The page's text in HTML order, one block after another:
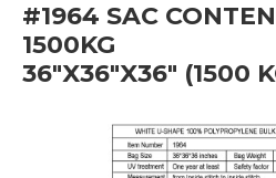
#1964 SAC
1500KG
36"X36"X36" (1500